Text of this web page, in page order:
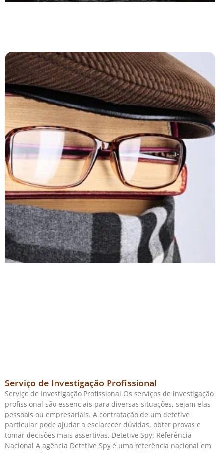
Serviço de Investigação Profissional
Serviço de Investigação Profissional Os serviços de investigação
profissional são essenciais para diversas situações, sejam elas
pessoais ou empresariais. A contratação de um detetive
particular pode ajudar a esclarecer dúvidas, obter provas e
tomar decisões mais assertivas. Detetive Spy: Referência
Nacional A agência Detetive Spy é uma referência nacional em